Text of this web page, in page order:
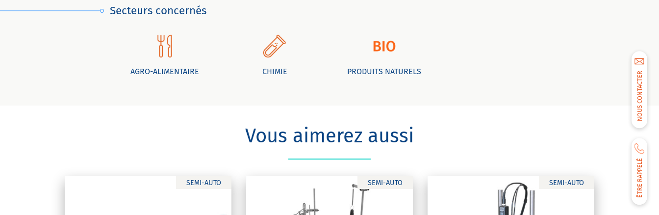
NOUS CONTACTER
ÊTRE RAPPELÉ
Secteurs concernés
AGRO-ALIMENTAIRE CHIMIE PRODUITS NATURELS
Vous aimerez aussi
SEMI-AUTO SEMI-AUTO SEMI-AUTO